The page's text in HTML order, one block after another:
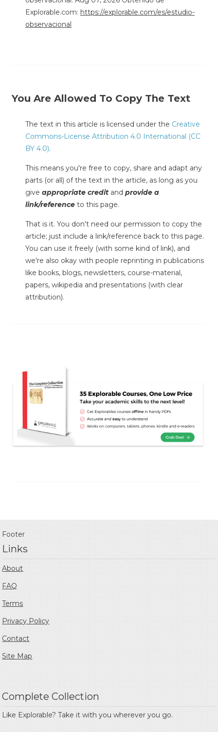
Explorable.com: https://explorable.com/es/estudio-
observacional
You Are Allowed To Copy The Text
The text in this article is licensed under the Creative
Commons-License Attribution 4.0 International (CC
BY 4.0).
This means you're free to copy, share and adapt any
parts (or all) of the text in the article, as long as you
give appropriate credit and provide a
link/reference to this page.
That is it. You don't need our permission to copy the
article; just include a link/reference back to this page.
You can use it freely (with some kind of link), and
we're also okay with people reprinting in publications
like books, blogs, newsletters, course-material,
papers, wikipedia and presentations (with clear
attribution).
Footer
Links
About
FAQ
Terms
Privacy Policy
Contact
Site Map
Complete Collection
Like Explorable? Take it with you wherever you go.